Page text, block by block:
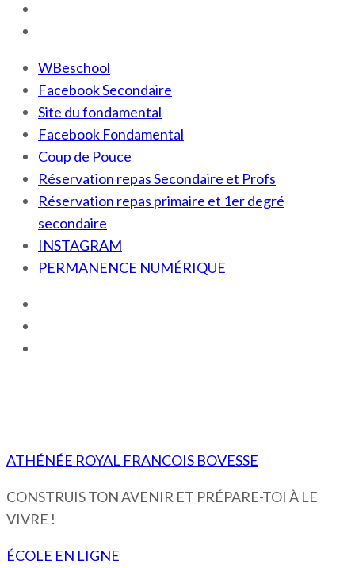
WBeschool
Facebook Secondaire
Site du fondamental
Facebook Fondamental
Coup de Pouce
Réservation repas Secondaire et Profs
Réservation repas primaire et 1er degré
secondaire
INSTAGRAM
PERMANENCE NUMÉRIQUE
ATHÉNÉE ROYAL FRANCOIS BOVESSE
CONSTRUIS TON AVENIR ET PRÉPARE-TOI À LE
VIVRE !
ÉCOLE EN LIGNE